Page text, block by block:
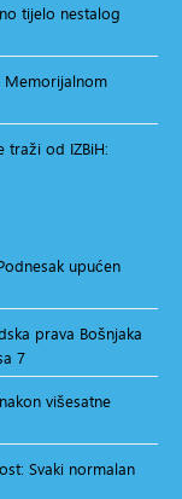
tijelo nestalog
Memorijalnom
traži od IZBiH:
upućen
prava Bošnjaka
7
višesatne
Svaki normalan